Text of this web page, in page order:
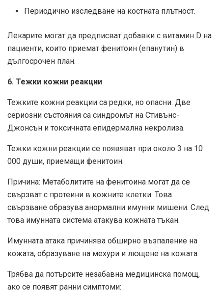
Периодично изследване на костната плътност.
Лекарите могат да предписват добавки с витамин D на
пациенти, които приемат фенитоин (епанутин) в
дългосрочен план.
6. Тежки кожни реакции
Тежките кожни реакции са редки, но опасни. Две
сериозни състояния са синдромът на Стивънс-
Джонсън и токсичната епидермална некролиза.
Тежки кожни реакции се появяват при около 3 на 10
000 души, приемащи фенитоин.
Причина: Метаболитите на фенитоина могат да се
свързват с протеини в кожните клетки. Това
свързване образува анормални имунни мишени. След
това имунната система атакува кожната тъкан.
Имунната атака причинява обширно възпаление на
кожата, образуване на мехури и лющене на кожата.
Трябва да потърсите незабавна медицинска помощ,
ако се появят ранни симптоми: